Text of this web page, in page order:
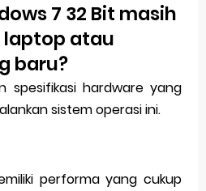
7 32 Bit masih
laptop atau
baru?
spesifikasi hardware yang
sistem operasi ini.
performa yang cukup